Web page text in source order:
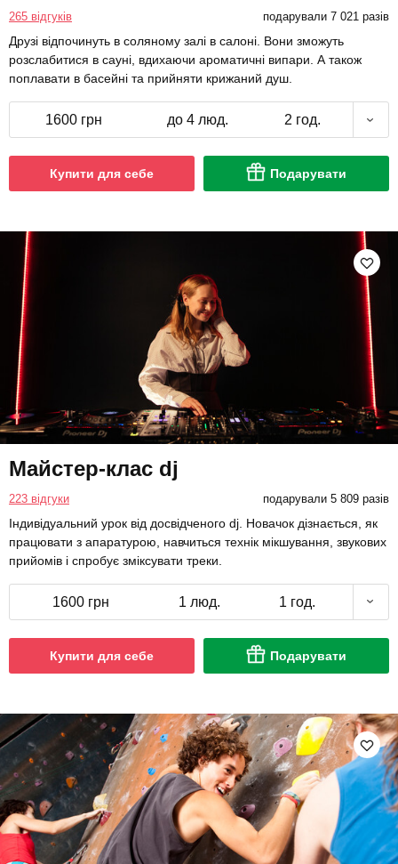
265 відгуків подарували 7 021 разів
Друзі відпочинуть в соляному залі в салоні. Вони зможуть
розслабитися в сауні, вдихаючи ароматичні випари. А також
поплавати в басейні та прийняти крижаний душ.
1600 грн до 4 люд. 2 год.
Купити для себе Подарувати
Майстер-клас dj
223 відгуки подарували 5 809 разів
Індивідуальний урок від досвідченого dj. Новачок дізнається, як
працювати з апаратурою, навчиться технік мікшування, звукових
прийомів і спробує зміксувати треки.
1600 грн 1 люд. 1 год.
Купити для себе Подарувати